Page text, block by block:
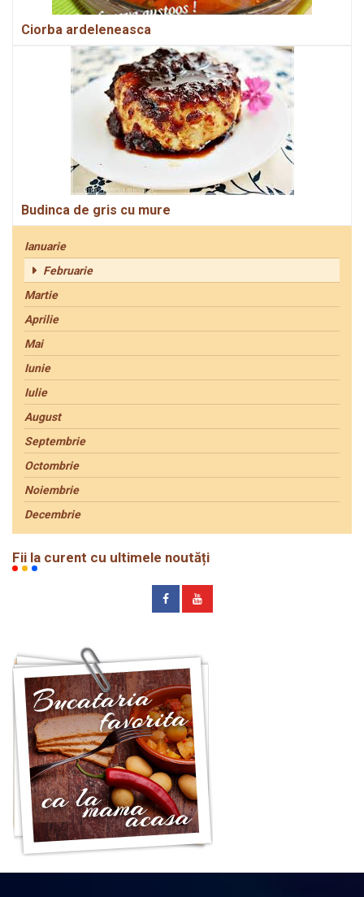
Ciorba ardeleneasca
Budinca de gris cu mure
Ianuarie
Februarie
Martie
Aprilie
Mai
Iunie
Iulie
August
Septembrie
Octombrie
Noiembrie
Decembrie
Fii la curent cu ultimele noutăți